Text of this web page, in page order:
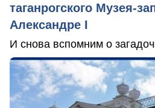
таганрогского Музея-
Александре I
И снова вспомним о